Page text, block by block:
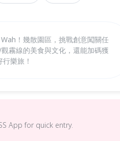
！幾散園區，挑戰創意闖關任
霧線的美食與文化，還能加碼獲
樂旅！
App for quick entry.